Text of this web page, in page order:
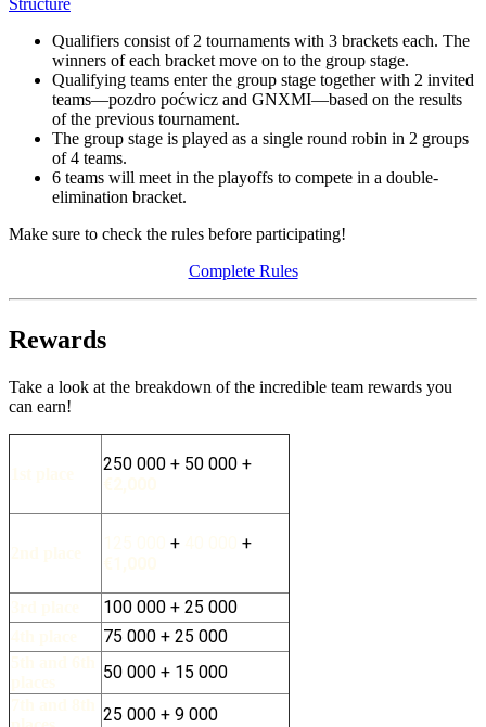
Qualifiers consist of 2 tournaments with 3 brackets each. The
winners of each bracket move on to the group stage.
Qualifying teams enter the group stage together with 2 invited
teams—pozdro poćwicz and GNXMI—based on the results
of the previous tournament.
The group stage is played as a single round robin in 2 groups
of 4 teams.
6 teams will meet in the playoffs to compete in a double-
elimination bracket.
Make sure to check the rules before participating!
Complete Rules
Rewards
Take a look at the breakdown of the incredible team rewards you
can earn!
250 000 + 50 000 +
+
+
100 000 + 25 000
75 000 + 25 000
50 000 + 15 000
25 000 + 9 000